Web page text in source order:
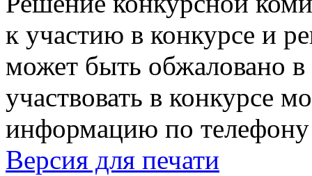
к участию в конкурсе и
может быть обжаловано
участвовать в конкурсе
информацию по
Версия для печати